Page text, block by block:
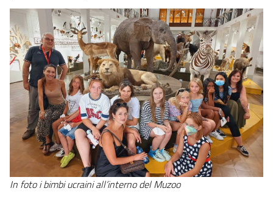
In foto i bimbi ucraini all’interno del Muzoo